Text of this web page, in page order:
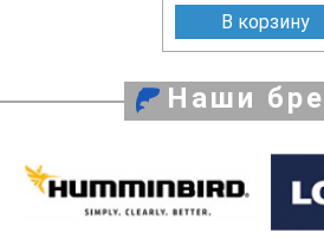
В корзину
Наши